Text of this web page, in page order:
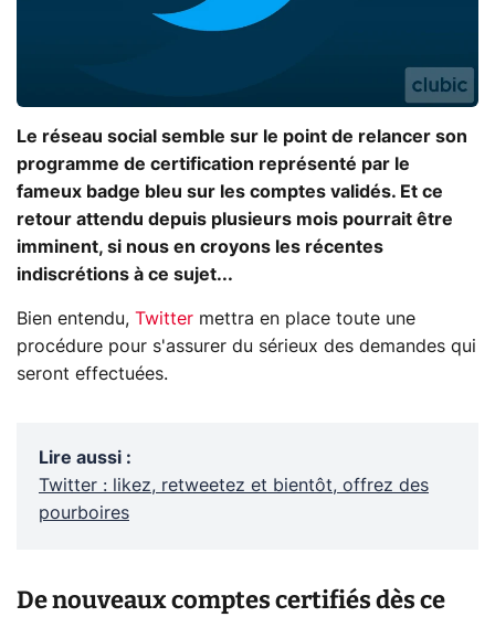
Le réseau social semble sur le point de relancer son
programme de certification représenté par le
fameux badge bleu sur les comptes validés. Et ce
retour attendu depuis plusieurs mois pourrait être
imminent, si nous en croyons les récentes
indiscrétions à ce sujet...
Bien entendu, Twitter mettra en place toute une
procédure pour s'assurer du sérieux des demandes qui
seront effectuées.
Lire aussi :
Twitter : likez, retweetez et bientôt, offrez des
pourboires
De nouveaux comptes certifiés dès ce